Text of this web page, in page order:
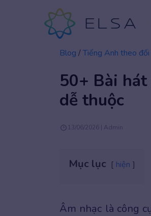
Blog /Tiếng Anh theo
50+ Bài
dễ thuộc
13/06/2026 | Admin
Mục lục hiện
Âm nhạc là công